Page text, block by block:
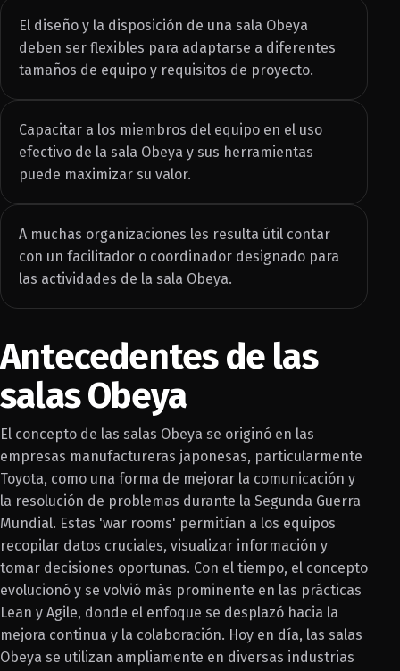
El diseño y la disposición de una sala Obeya
deben ser flexibles para adaptarse a diferentes
tamaños de equipo y requisitos de proyecto.
Capacitar a los miembros del equipo en el uso
efectivo de la sala Obeya y sus herramientas
puede maximizar su valor.
A muchas organizaciones les resulta útil contar
con un facilitador o coordinador designado para
las actividades de la sala Obeya.
Antecedentes de las
salas Obeya
El concepto de las salas Obeya se originó en las
empresas manufactureras japonesas, particularmente
Toyota, como una forma de mejorar la comunicación y
la resolución de problemas durante la Segunda Guerra
Mundial. Estas 'war rooms' permitían a los equipos
recopilar datos cruciales, visualizar información y
tomar decisiones oportunas. Con el tiempo, el concepto
evolucionó y se volvió más prominente en las prácticas
Lean y Agile, donde el enfoque se desplazó hacia la
mejora continua y la colaboración. Hoy en día, las salas
Obeya se utilizan ampliamente en diversas industrias